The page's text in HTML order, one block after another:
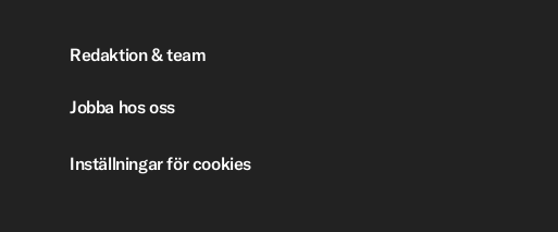
Redaktion & team
Jobba hos oss
Inställningar för cookies